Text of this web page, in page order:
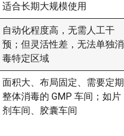
适合长期大规模使用
自动化程度高，无需人工干
预；但灵活性差，无法单独消
毒特定区域
面积大、布局固定、需要定期
整体消毒的 GMP 车间；如片
剂车间、胶囊车间